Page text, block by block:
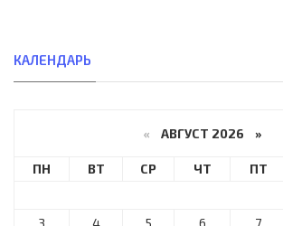
КАЛЕНДАРЬ
« АВГУСТ 2026 »
ПН ВТ СР ЧТ ПТ
3
4 5 6 7